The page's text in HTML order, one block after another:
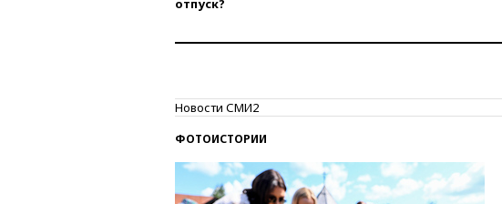
отпуск?
Новости СМИ2
ФОТОИСТОРИИ